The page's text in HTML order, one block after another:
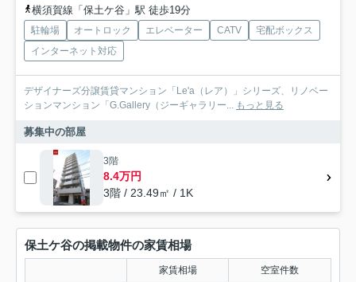
横須賀線「保土ケ谷」駅 徒歩19分
駐輪場 オートロック エレベーター CATV
宅配ボックス
インターネット対応
デザイナーズ分譲賃貸マンション「Le'a（レア）」シリーズ、リノベー
ションマンション「G.Gallery（ジーギャラリー... もっと見る
募集中の部屋
3階
8.4万円
3階 / 23.49㎡ / 1K
保土ケ谷の掲載物件の家賃相場
家賃相場 空室件数